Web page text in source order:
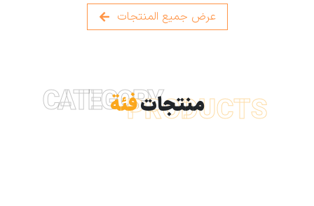
عرض جميع المنتجات
CATEGORYمنتجاتفئةPRODUCTS